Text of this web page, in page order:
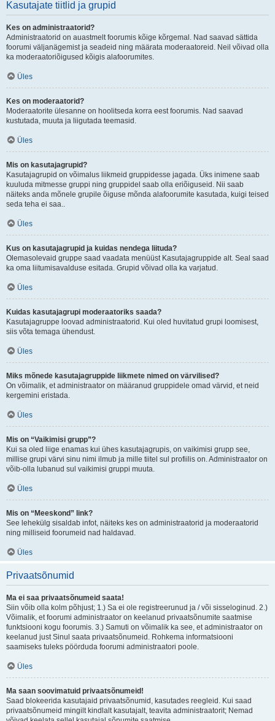
Kasutajate tiitlid ja grupid
Kes on administraatorid?
Administraatorid on auastmelt foorumis kõige kõrgemal. Nad saavad sättida
foorumi väljanägemist ja seadeid ning määrata moderaatoreid. Neil võivad olla
ka moderaatoriõigused kõigis alafoorumites.
Üles
Kes on moderaatorid?
Moderaatorite ülesanne on hoolitseda korra eest foorumis. Nad saavad
kustutada, muuta ja liigutada teemasid.
Üles
Mis on kasutajagrupid?
Kasutajagrupid on võimalus liikmeid gruppidesse jagada. Üks inimene saab
kuuluda mitmesse gruppi ning gruppidel saab olla eriõiguseid. Nii saab
näiteks anda mõnele grupile õiguse mõnda alafoorumite kasutada, kuigi teised
seda teha ei saa..
Üles
Kus on kasutajagrupid ja kuidas nendega liituda?
Olemasolevaid gruppe saad vaadata menüüst Kasutajagruppide alt. Seal saad
ka oma liitumisavalduse esitada. Grupid võivad olla ka varjatud.
Üles
Kuidas kasutajagrupi moderaatoriks saada?
Kasutajagruppe loovad administraatorid. Kui oled huvitatud grupi loomisest,
siis võta temaga ühendust.
Üles
Miks mõnede kasutajagruppide liikmete nimed on värvilised?
On võimalik, et administraator on määranud gruppidele omad värvid, et neid
kergemini eristada.
Üles
Mis on “Vaikimisi grupp”?
Kui sa oled liige enamas kui ühes kasutajagrupis, on vaikimisi grupp see,
millise grupi värvi sinu nimi ilmub ja mille tiitel sul profiilis on. Administraator on
võib-olla lubanud sul vaikimisi gruppi muuta.
Üles
Mis on “Meeskond” link?
See lehekülg sisaldab infot, näiteks kes on administraatorid ja moderaatorid
ning milliseid foorumeid nad haldavad.
Üles
Privaatsõnumid
Ma ei saa privaatsõnumeid saata!
Siin võib olla kolm põhjust; 1.) Sa ei ole registreerunud ja / või sisseloginud. 2.)
Võimalik, et foorumi administraator on keelanud privaatsõnumite saatmise
funktsiooni kogu foorumis. 3.) Samuti on võimalik ka see, et administraator on
keelanud just Sinul saata privaatsõnumeid. Rohkema informatsiooni
saamiseks tuleks pöörduda foorumi administraatori poole.
Üles
Ma saan soovimatuid privaatsõnumeid!
Saad blokeerida kasutajaid privaatsõnumid, kasutades reegleid. Kui saad
privaatsõnumeid mingilt kindlalt kasutajalt, teavita administraatorit; Nemad